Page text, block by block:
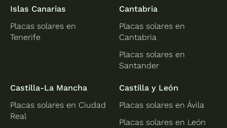
Islas Canarias
Placas solares en
Tenerife
Cantabria
Placas solares en
Cantabria
Placas solares en
Santander
Castilla-La Mancha
Placas solares en Ciudad
Real
Castilla y León
Placas solares en Ávila
Placas solares en León